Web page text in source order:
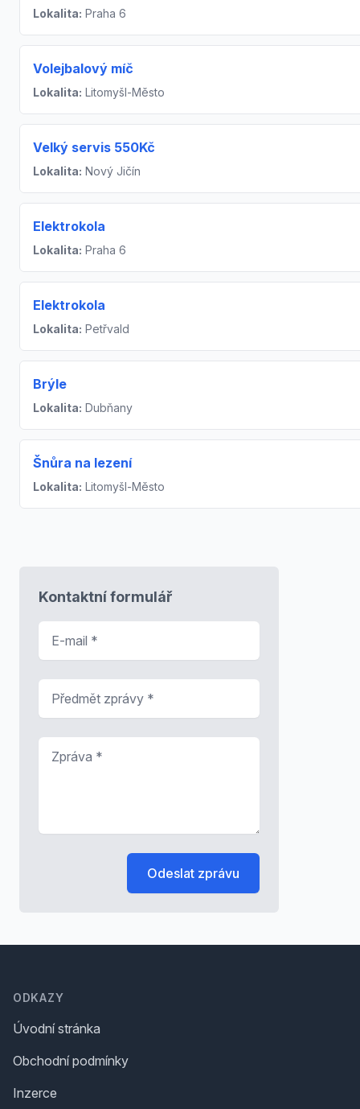
Lokalita: Praha 6
Volejbalový míč
Lokalita: Litomyšl-Město
Velký servis 550Kč
Lokalita: Nový Jičín
Elektrokola
Lokalita: Praha 6
Elektrokola
Lokalita: Petřvald
Brýle
Lokalita: Dubňany
Šnůra na lezení
Lokalita: Litomyšl-Město
Kontaktní formulář
Odeslat zprávu
ODKAZY
Úvodní stránka
Obchodní podmínky
Inzerce